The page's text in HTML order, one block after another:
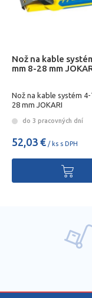
Nož na kable
mm 8-28 mm
Nož na kable systém
28 mm JOKARI
do 3 pracovných dní
52,03 € / ks s DPH